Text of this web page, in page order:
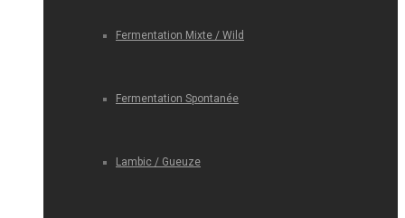
Fermentation Mixte / Wild
Fermentation Spontanée
Lambic / Gueuze